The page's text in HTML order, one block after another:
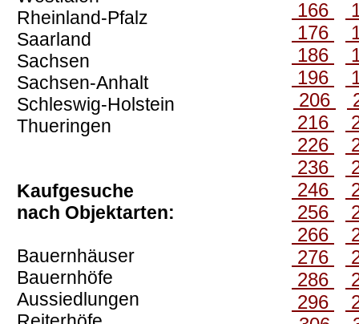
Rheinland-Pfalz
Saarland
Sachsen
Sachsen-Anhalt
Schleswig-Holstein
Thueringen
Kaufgesuche
nach Objektarten:
Bauernhäuser
Bauernhöfe
Aussiedlungen
166
176
186
196
206
216
226
236
246
256
266
276
286
296